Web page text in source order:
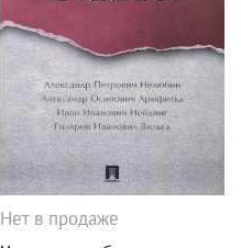
Нет в продаже